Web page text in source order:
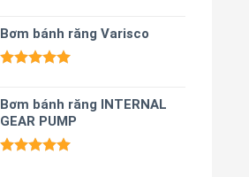
5 sao
Bơm bánh răng Varisco
5 sao
Bơm bánh răng INTERNAL
GEAR PUMP